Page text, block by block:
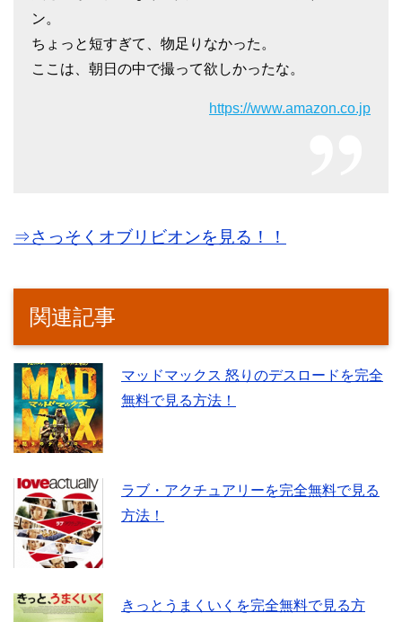
ン。
ちょっと短すぎて、物足りなかった。
ここは、朝日の中で撮って欲しかったな。
https://www.amazon.co.jp
⇒さっそくオブリビオンを見る！！
関連記事
マッドマックス 怒りのデスロードを完全
無料で見る方法！
ラブ・アクチュアリーを完全無料で見る
方法！
きっとうまくいくを完全無料で見る方